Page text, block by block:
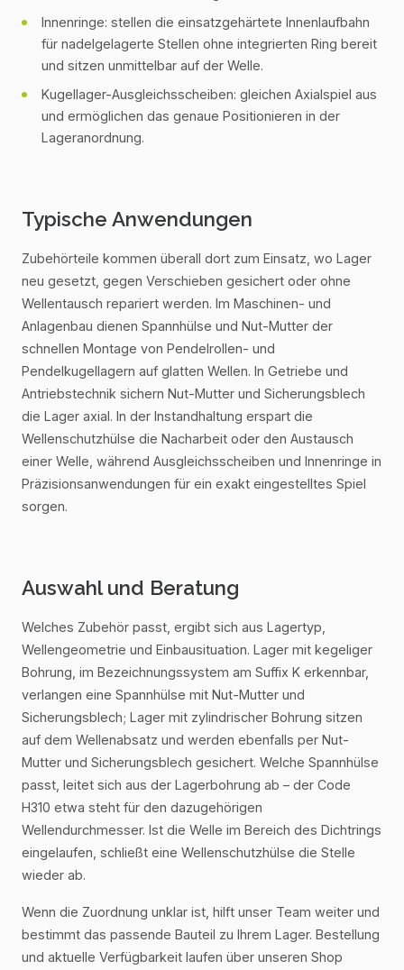
Innenringe: stellen die einsatzgehärtete Innenlaufbahn
für nadelgelagerte Stellen ohne integrierten Ring bereit
und sitzen unmittelbar auf der Welle.
Kugellager-Ausgleichsscheiben: gleichen Axialspiel aus
und ermöglichen das genaue Positionieren in der
Lageranordnung.
Typische Anwendungen
Zubehörteile kommen überall dort zum Einsatz, wo Lager
neu gesetzt, gegen Verschieben gesichert oder ohne
Wellentausch repariert werden. Im Maschinen- und
Anlagenbau dienen Spannhülse und Nut-Mutter der
schnellen Montage von Pendelrollen- und
Pendelkugellagern auf glatten Wellen. In Getriebe und
Antriebstechnik sichern Nut-Mutter und Sicherungsblech
die Lager axial. In der Instandhaltung erspart die
Wellenschutzhülse die Nacharbeit oder den Austausch
einer Welle, während Ausgleichsscheiben und Innenringe in
Präzisionsanwendungen für ein exakt eingestelltes Spiel
sorgen.
Auswahl und Beratung
Welches Zubehör passt, ergibt sich aus Lagertyp,
Wellengeometrie und Einbausituation. Lager mit kegeliger
Bohrung, im Bezeichnungssystem am Suffix K erkennbar,
verlangen eine Spannhülse mit Nut-Mutter und
Sicherungsblech; Lager mit zylindrischer Bohrung sitzen
auf dem Wellenabsatz und werden ebenfalls per Nut-
Mutter und Sicherungsblech gesichert. Welche Spannhülse
passt, leitet sich aus der Lagerbohrung ab – der Code
H310 etwa steht für den dazugehörigen
Wellendurchmesser. Ist die Welle im Bereich des Dichtrings
eingelaufen, schließt eine Wellenschutzhülse die Stelle
wieder ab.
Wenn die Zuordnung unklar ist, hilft unser Team weiter und
bestimmt das passende Bauteil zu Ihrem Lager. Bestellung
und aktuelle Verfügbarkeit laufen über unseren Shop